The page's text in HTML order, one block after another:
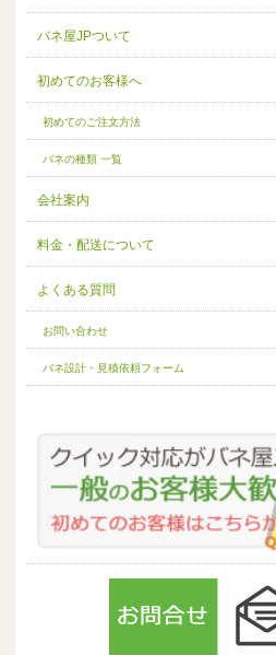
バネ屋JPついて
初めてのお客様へ
初めてのご注文方法
バネの種類 一覧
会社案内
料金・配送について
よくある質問
お問い合わせ
バネ設計・見積依頼フォーム